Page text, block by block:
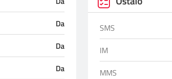
Da
Da
Da
SMS
IM
MMS